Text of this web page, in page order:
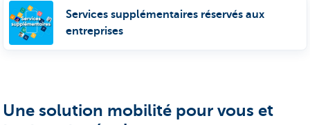
Services supplémentaires réservés aux
entreprises
Une solution mobilité pour vous et